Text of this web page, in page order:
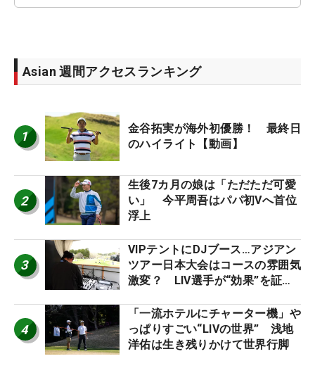
Asian 週間アクセスランキング
1
金谷拓実が海外初優勝！ 最終日
のハイライト【動画】
2
生後7カ月の娘は「ただただ可愛
い」 今平周吾はパパ初Vへ首位
浮上
3
VIPテントにDJブース…アジアン
ツアー日本大会はコースの雰囲気
激変？ LIV選手が“効果”を証言
4
「一流ホテルにチャーター機」や
っぱりすごい“LIVの世界” 浅地
洋佑は生き残りかけて世界行脚